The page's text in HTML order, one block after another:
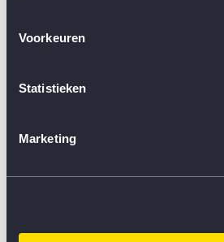
Voorkeuren
Statistieken
Marketing